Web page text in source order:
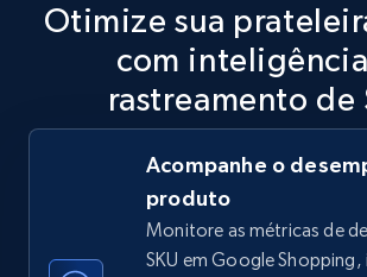
5.6K+ 875+
TikTok Shop
URL, Title, Available, Description,
price, Final price, Discount percent,
Otimize sua
com
rastreamento de
Acompanhe o
produto
Monitore as métricas de
SKU em Google Shopping,